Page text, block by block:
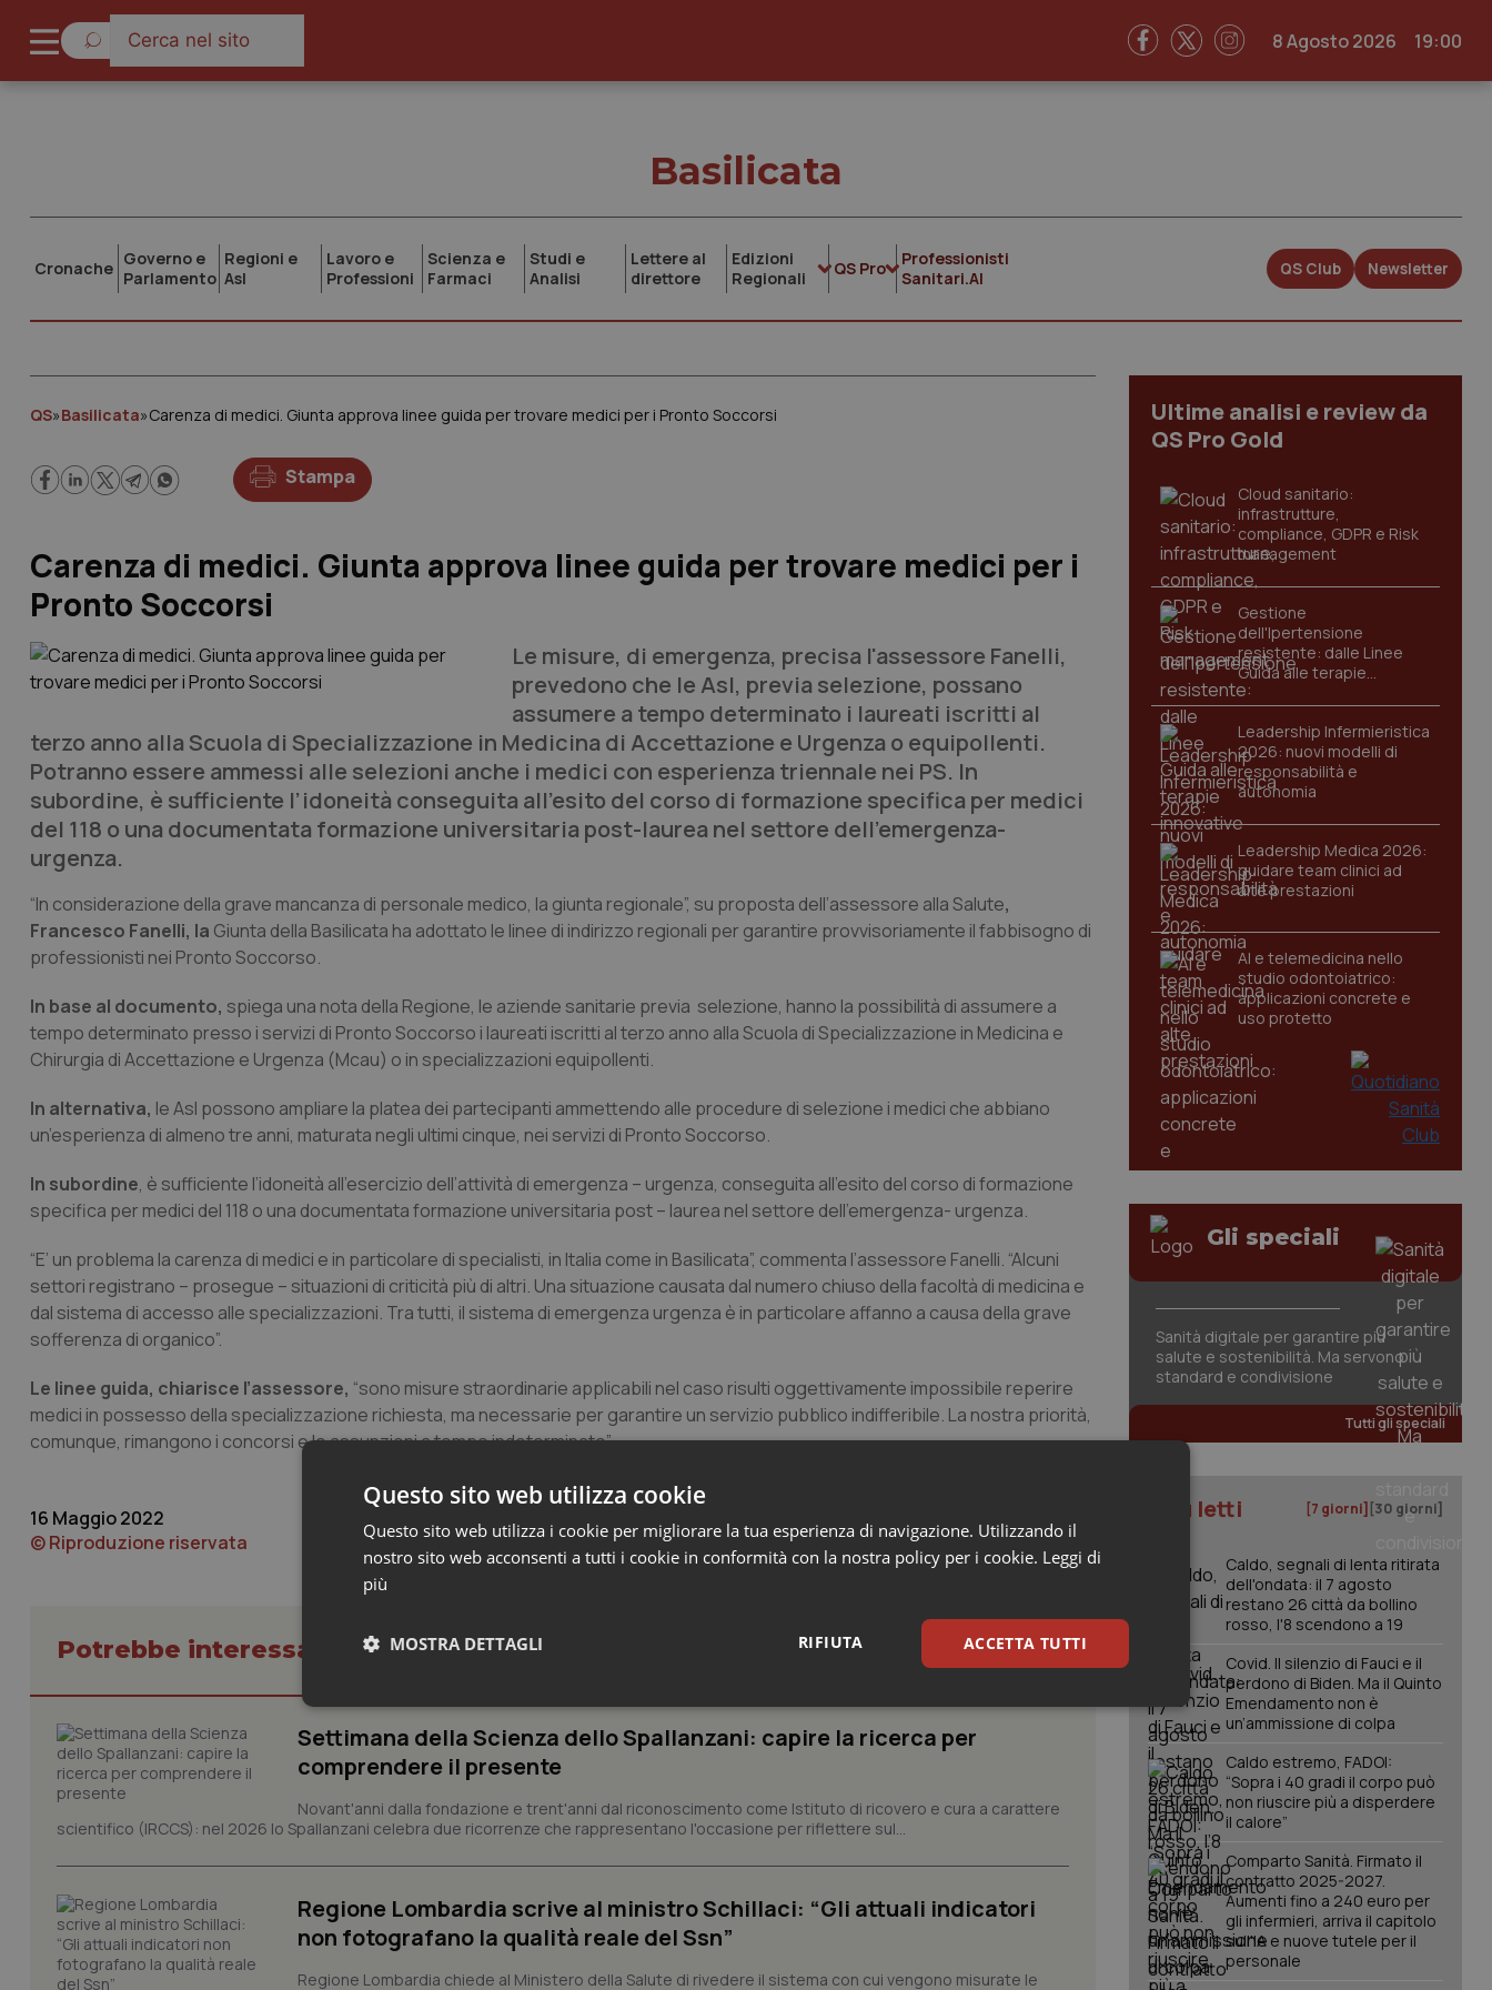
8 Agosto 2026 19:00
Basilicata
Cronache Governo e
Parlamento
Regioni e
Asl
Lavoro e
Professioni
Scienza e
Farmaci
Studi e
Analisi
Lettere al
direttore
Edizioni
Regionali
QS Pro
Professionisti
Sanitari.AI
QS Club Newsletter
QS»Basilicata»Carenza di medici. Giunta approva linee guida per trovare medici per i Pronto Soccorsi
Stampa
Carenza di medici. Giunta approva linee guida per trovare medici per i
Pronto Soccorsi
Le misure, di emergenza, precisa l'assessore Fanelli,
prevedono che le Asl, previa selezione, possano
assumere a tempo determinato i laureati iscritti al
terzo anno alla Scuola di Specializzazione in Medicina di Accettazione e Urgenza o equipollenti.
Potranno essere ammessi alle selezioni anche i medici con esperienza triennale nei PS. In
subordine, è sufficiente l’idoneità conseguita all’esito del corso di formazione specifica per medici
del 118 o una documentata formazione universitaria post-laurea nel settore dell’emergenza-
urgenza.
“In considerazione della grave mancanza di personale medico, la giunta regionale”, su proposta dell’assessore alla Salute,
Francesco Fanelli, la Giunta della Basilicata ha adottato le linee di indirizzo regionali per garantire provvisoriamente il fabbisogno di
professionisti nei Pronto Soccorso.
In base al documento, spiega una nota della Regione, le aziende sanitarie previa selezione, hanno la possibilità di assumere a
tempo determinato presso i servizi di Pronto Soccorso i laureati iscritti al terzo anno alla Scuola di Specializzazione in Medicina e
Chirurgia di Accettazione e Urgenza (Mcau) o in specializzazioni equipollenti.
In alternativa, le Asl possono ampliare la platea dei partecipanti ammettendo alle procedure di selezione i medici che abbiano
un’esperienza di almeno tre anni, maturata negli ultimi cinque, nei servizi di Pronto Soccorso.
In subordine, è sufficiente l’idoneità all’esercizio dell’attività di emergenza – urgenza, conseguita all’esito del corso di formazione
specifica per medici del 118 o una documentata formazione universitaria post – laurea nel settore dell’emergenza- urgenza.
“E’ un problema la carenza di medici e in particolare di specialisti, in Italia come in Basilicata”, commenta l’assessore Fanelli. “Alcuni
settori registrano – prosegue – situazioni di criticità più di altri. Una situazione causata dal numero chiuso della facoltà di medicina e
dal sistema di accesso alle specializzazioni. Tra tutti, il sistema di emergenza urgenza è in particolare affanno a causa della grave
sofferenza di organico”.
Le linee guida, chiarisce l’assessore, “sono misure straordinarie applicabili nel caso risulti oggettivamente impossibile reperire
medici in possesso della specializzazione richiesta, ma necessarie per garantire un servizio pubblico indifferibile. La nostra priorità,
comunque, rimangono i concorsi e le assunzioni a tempo indeterminato”.
16 Maggio 2022
© Riproduzione riservata
Potrebbe interessarti in Basilicata
Settimana della Scienza dello Spallanzani: capire la ricerca per
comprendere il presente
Novant'anni dalla fondazione e trent'anni dal riconoscimento come Istituto di ricovero e cura a carattere
scientifico (IRCCS): nel 2026 lo Spallanzani celebra due ricorrenze che rappresentano l'occasione per riflettere sul...
Regione Lombardia scrive al ministro Schillaci: “Gli attuali indicatori
non fotografano la qualità reale del Ssn”
Regione Lombardia chiede al Ministero della Salute di rivedere il sistema con cui vengono misurate le
Ultime analisi e review da
QS Pro Gold
Cloud sanitario:
infrastrutture,
compliance, GDPR e Risk
management
Gestione
dell'Ipertensione
resistente: dalle Linee
Guida alle terapie
innovative
Leadership Infermieristica
2026: nuovi modelli di
responsabilità e
autonomia
Leadership Medica 2026:
guidare team clinici ad
alte prestazioni
AI e telemedicina nello
studio odontoiatrico:
applicazioni concrete e
uso protetto
Gli speciali
Sanità digitale per garantire più
salute e sostenibilità. Ma servono
standard e condivisione
Tutti gli speciali
I più letti [7 giorni] [30 giorni]
Caldo, segnali di lenta ritirata
dell'ondata: il 7 agosto
restano 26 città da bollino
rosso, l'8 scendono a 19
Covid. Il silenzio di Fauci e il
perdono di Biden. Ma il Quinto
Emendamento non è
un’ammissione di colpa
Caldo estremo, FADOI:
“Sopra i 40 gradi il corpo può
non riuscire più a disperdere
il calore”
Comparto Sanità. Firmato il
contratto 2025-2027.
Aumenti fino a 240 euro per
gli infermieri, arriva il capitolo
sull'IA e nuove tutele per il
personale
Questo sito web utilizza cookie
Questo sito web utilizza i cookie per migliorare la tua esperienza di navigazione. Utilizzando il
nostro sito web acconsenti a tutti i cookie in conformità con la nostra policy per i cookie. Leggi di
più
ACCETTA TUTTI
RIFIUTA
MOSTRA DETTAGLI
Necessari Statistici Marketing
Necessari Statistici Marketing
I cookie necessari contribuiscono a rendere fruibile il sito web abilitandone funzionalità di base quali la navigazione sulle pagine
e l'accesso alle aree protette del sito. Il sito web non è in grado di funzionare correttamente senza questi cookie.